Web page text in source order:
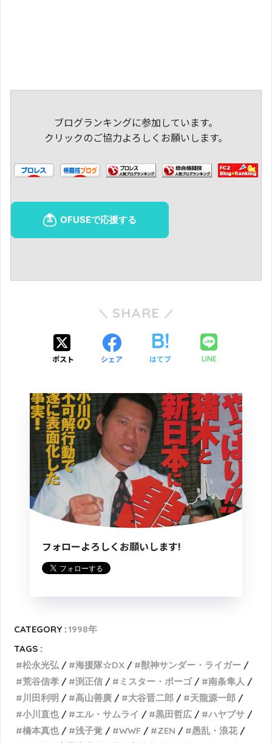
ブログランキングに参加しています。
クリックのご協力よろしくお願いします。
SHARE
ポスト シェア はてブ LINE
フォローよろしくお願いします!
CATEGORY :1998年
TAGS :
松永光弘
海援隊☆DX
獣神サンダー・ライガー
荒谷信孝
渕正信 ミスター・ポーゴ
南条隼人
川田利明
高山善廣 大谷晋二郎
天龍源一郎
小川直也
エル・サムライ 黒田哲広
ハヤブサ
橋本真也
浅子覚 WWF ZEN
愚乱・浪花